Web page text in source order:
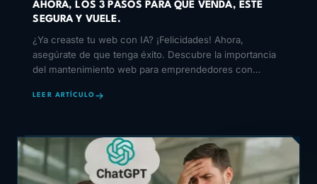
AHORA, LOS 3 PASOS PARA QUE VENDA, ESTÉ
SEGURA Y VUELE.
¿Ya creaste tu web con IA? ¡Felicidades! Ahora,
asegúrate de que tenga éxito. Descubre la importancia
del mantenimiento web para emprendedores con
LEER ARTÍCULO